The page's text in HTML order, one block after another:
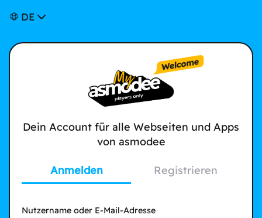
DE
Dein Account für alle Webseiten und Apps
von asmodee
Anmelden Registrieren
Nutzername oder E-Mail-Adresse